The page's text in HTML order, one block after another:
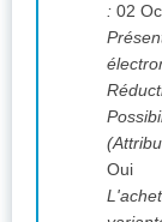
: 02
Oui